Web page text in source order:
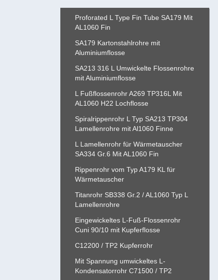
Proforated L Type Fin Tube SA179 Mit
AL1060 Fin
SA179 Kartonstahlrohre mit
Aluminiumflosse
SA213 316 L Umwickelte Flossenrohre
mit Aluminiumflosse
L Fußflossenrohr A269 TP316L Mit
AL1060 H22 Lochflosse
Spiralrippenrohr L Typ SA213 TP304
Lamellenrohre mit Al1060 Finne
L Lamellenrohr für Wärmetauscher
SA334 Gr.6 Mit AL1060 Fin
Rippenrohr vom Typ A179 KL für
Wärmetauscher
Titanrohr SB338 Gr.2 / AL1060 Typ L
Lamellenrohre
Eingewickeltes L-Fuß-Flossenrohr
Cuni 90/10 mit Kupferflosse
C12200 / TP2 Kupferrohr
Mit Spannung umwickeltes L-
Kondensatorrohr C71500 / TP2